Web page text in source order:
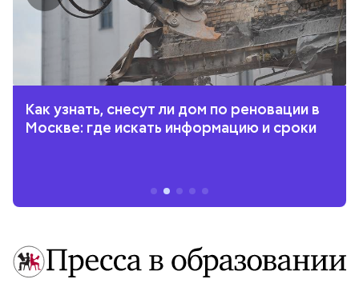
Как узнать, снесут ли дом по реновации в
Москве: где искать информацию и сроки